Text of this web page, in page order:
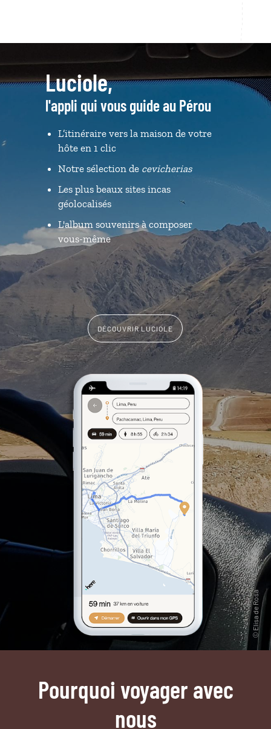
Luciole,
l'appli qui vous guide au Pérou
L’itinéraire vers la maison de votre
hôte en 1 clic
Notre sélection de cevicherias
Les plus beaux sites incas
géolocalisés
L'album souvenirs à composer
vous-même
DÉCOUVRIR LUCIOLE
Pourquoi voyager avec
nous